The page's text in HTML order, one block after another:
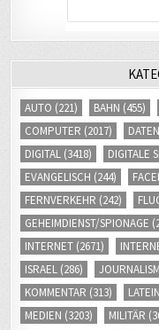
AUTO (221) BAHN (455)
COMPUTER (2017)
DIGITAL (3418) DIGITALE
EVANGELISCH (244)
FERNVERKEHR (242)
GEHEIMDIENST/SPIONAGE
INTERNET (2671)
ISRAEL (286)
KOMMENTAR (313)
MEDIEN (3203) MILITÄR